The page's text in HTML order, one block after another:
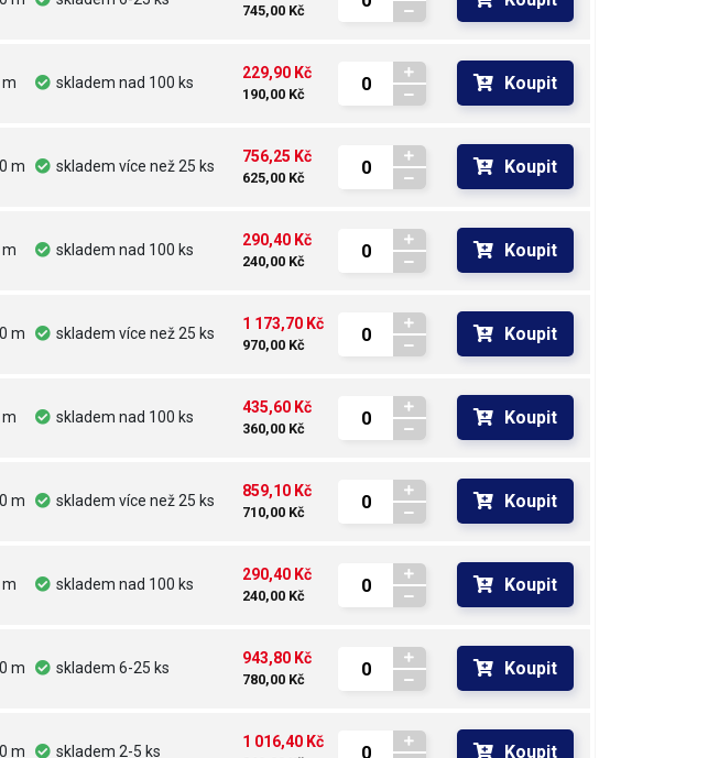
745,00 Kč
m skladem nad 100 ks
229,90 Kč
190,00 Kč
Koupit
m skladem více než 25 ks
756,25 Kč
625,00 Kč
Koupit
m skladem nad 100 ks
290,40 Kč
240,00 Kč
Koupit
m skladem více než 25 ks
1 173,70 Kč
970,00 Kč
Koupit
m skladem nad 100 ks
435,60 Kč
360,00 Kč
Koupit
m skladem více než 25 ks
859,10 Kč
710,00 Kč
Koupit
m skladem nad 100 ks
290,40 Kč
240,00 Kč
Koupit
m skladem 6-25 ks
943,80 Kč
780,00 Kč
Koupit
m skladem 2-5 ks
1 016,40 Kč Koupit